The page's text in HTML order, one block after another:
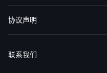
收费标准
交易工具
帮助中心
协议声明
联系我们